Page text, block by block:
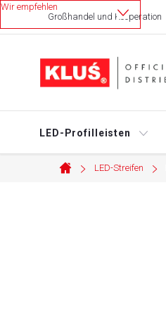
Zum
springen
Großhandel und Kooperation
LED-Profilleisten
Startseite
LED-Streifen